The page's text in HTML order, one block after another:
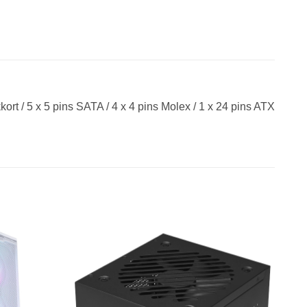
/ 5 x 5 pins SATA / 4 x 4 pins Molex / 1 x 24 pins ATX